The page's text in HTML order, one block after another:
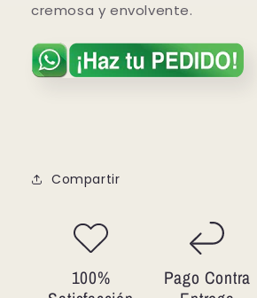
cremosa y envolvente.
Compartir
100%
Pago Contra